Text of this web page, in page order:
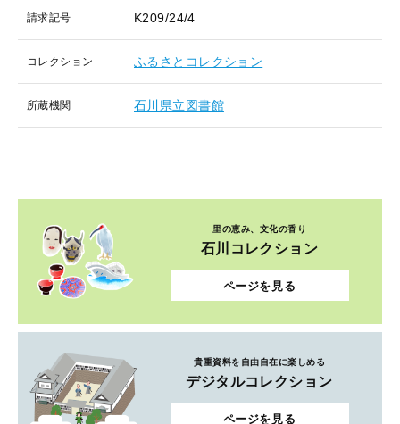
請求記号 K209/24/4
コレクション ふるさとコレクション
所蔵機関 石川県立図書館
里の恵み、文化の香り
石川コレクション
ページを見る
貴重資料を自由自在に楽しめる
デジタルコレクション
ページを見る